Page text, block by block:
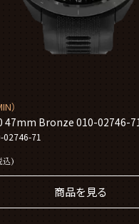
）
47mm Bronze 010-02746-
02746-71
込)
商品を見る